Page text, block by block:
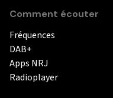
Comment écouter
Fréquences
DAB+
Apps NRJ
Radioplayer